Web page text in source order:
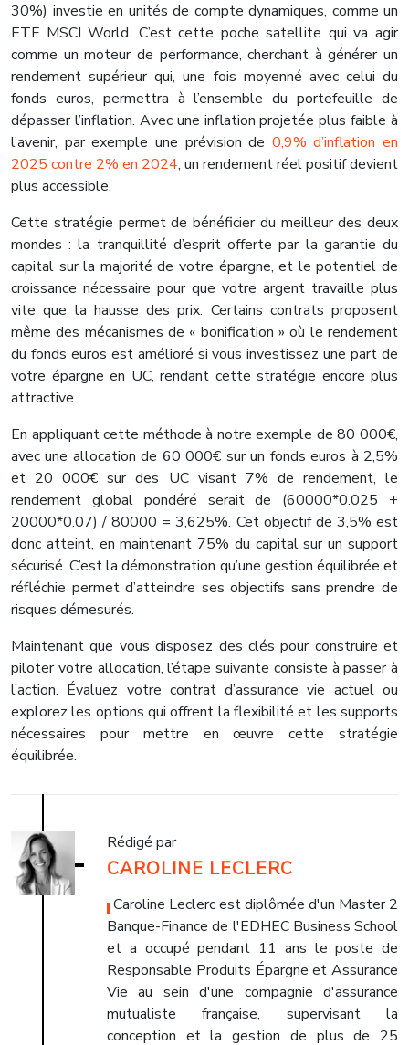
30%) investie en unités de compte dynamiques, comme un
ETF MSCI World. C’est cette poche satellite qui va agir
comme un moteur de performance, cherchant à générer un
rendement supérieur qui, une fois moyenné avec celui du
fonds euros, permettra à l’ensemble du portefeuille de
dépasser l’inflation. Avec une inflation projetée plus faible à
l’avenir, par exemple une prévision de 0,9% d’inflation en
2025 contre 2% en 2024, un rendement réel positif devient
plus accessible.
Cette stratégie permet de bénéficier du meilleur des deux
mondes : la tranquillité d’esprit offerte par la garantie du
capital sur la majorité de votre épargne, et le potentiel de
croissance nécessaire pour que votre argent travaille plus
vite que la hausse des prix. Certains contrats proposent
même des mécanismes de « bonification » où le rendement
du fonds euros est amélioré si vous investissez une part de
votre épargne en UC, rendant cette stratégie encore plus
attractive.
En appliquant cette méthode à notre exemple de 80 000€,
avec une allocation de 60 000€ sur un fonds euros à 2,5%
et 20 000€ sur des UC visant 7% de rendement, le
rendement global pondéré serait de (60000*0.025 +
20000*0.07) / 80000 = 3,625%. Cet objectif de 3,5% est
donc atteint, en maintenant 75% du capital sur un support
sécurisé. C’est la démonstration qu’une gestion équilibrée et
réfléchie permet d’atteindre ses objectifs sans prendre de
risques démesurés.
Maintenant que vous disposez des clés pour construire et
piloter votre allocation, l’étape suivante consiste à passer à
l’action. Évaluez votre contrat d’assurance vie actuel ou
explorez les options qui offrent la flexibilité et les supports
nécessaires pour mettre en œuvre cette stratégie
équilibrée.
Rédigé par
CAROLINE LECLERC
, Caroline Leclerc est diplômée d'un Master 2
Banque-Finance de l'EDHEC Business School
et a occupé pendant 11 ans le poste de
Responsable Produits Épargne et Assurance
Vie au sein d'une compagnie d'assurance
mutualiste française, supervisant la
conception et la gestion de plus de 25